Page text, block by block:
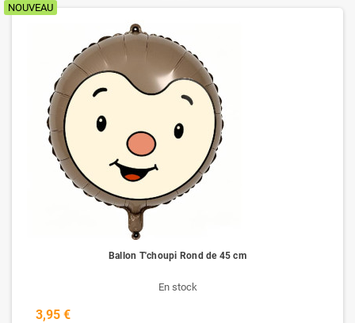
NOUVEAU
Ballon T'choupi Rond de 45 cm
En stock
3,95 €